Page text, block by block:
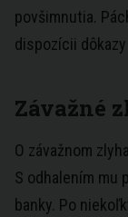
povšimnutia.
dispozícii
Závažné
O závažnom
S odhalením mu
banky. Po